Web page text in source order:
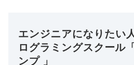
エンジニアになりたい
ログラミングスクール
ンプ 」